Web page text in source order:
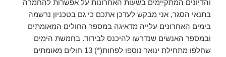
והדיונים המתקיימים בשעות האחרונות על אפשרות להחמרה
בתנאי הסגר, אני מבקש לעדכן אתכם כי גם בטכניון נרשמה
בימים האחרונים עלייה מדאיגה במספר החולים המאומתים
ובמספר האנשים שנדרשו להיכנס לבידוד. בחמשת הימים
שחלפו מתחילת ינואר נוספו לפחות(*) 13 חולים מאומתים